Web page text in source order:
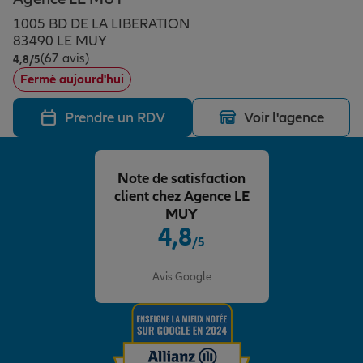
Assurance emprunteur
Prévoyance et dépendance
Assurance animal de compagnie
Protection de la famille
Protection juridique
Épargne & retraite
Plan épargne retraite
Assurance vie
Placements financiers
Investissements immobiliers
Transmission
Vos projets
Partir en vacances
Départ à la retraite
Préparer l’avenir
Conseil assurance
Assurance habitation
Le Pack Famille
Allianz en France
1005 BD DE LA LIBERATION
83490 LE MUY
4,8/5Note de 4.8 sur 5
(67 avis)
Fermé aujourd'hui
Prendre un RDV Voir l'agence
4,8/5
Avis Google
Note de satisfaction
client chez Agence LE
MUY